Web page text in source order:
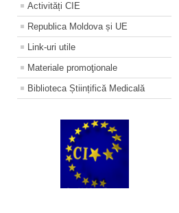
Activități CIE
Republica Moldova și UE
Link-uri utile
Materiale promoţionale
Biblioteca Științifică Medicală